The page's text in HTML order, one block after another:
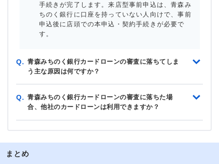
手続きが完了します。来店型事前申込は、青森み
ちのく銀行に口座を持っていない人向けで、事前
申込後に店頭での本申込・契約手続きが必要で
す。
Q. 青森みちのく銀行カードローンの審査に落ちてしま
う主な原因は何ですか？
Q. 青森みちのく銀行カードローンの審査に落ちた場
合、他社のカードローンは利用できますか？
まとめ